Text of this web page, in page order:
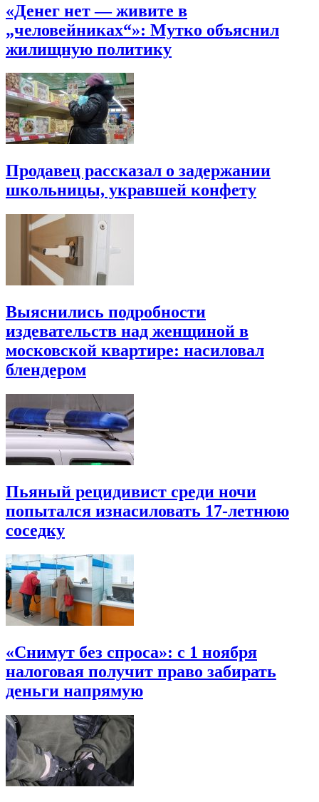
«Денег нет — живите в
„человейниках“»: Мутко объяснил
жилищную политику
Продавец рассказал о задержании
школьницы, укравшей конфету
Выяснились подробности
издевательств над женщиной в
московской квартире: насиловал
блендером
Пьяный рецидивист среди ночи
попытался изнасиловать 17-летнюю
соседку
«Снимут без спроса»: с 1 ноября
налоговая получит право забирать
деньги напрямую